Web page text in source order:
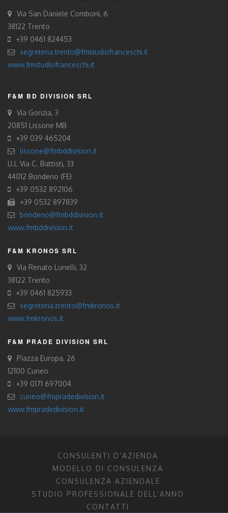
Via San Daniele Comboni, 6
38122 Trento
+39 0461 824453
segreteria.trento@fmstudiofranceschi.it
www.fmstudiofranceschi.it
F&M BD DIVISION SRL
Via Gorizia, 3
20851 Lissone MB
+39 039 465204
lissone@fmbddivision.it
U.L Via C. Battisti, 33
44012 Bondeno (FE)
+39 0532 892106
+39 0532 897839
bondeno@fmbddivision.it
www.fmbddivision.it
F&M KRONOS SRL
Via Renato Lunelli, 32
38122 Trento
+39 0461 825933
segreteria.trento@fmkronos.it
www.fmkronos.it
F&M PRADE DIVISION SRL
Piazza Europa, 26
12100 Cuneo
+39 0171 697004
cuneo@fmpradedivision.it
www.fmpradedivision.it
CONSULENTI D’AZIENDA
MODELLO DI CONSULENZA
CONSULENZA AZIENDALE
STUDIO PROFESSIONALE DELL’ANNO
CONTATTI